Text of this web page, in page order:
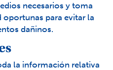
necesarios y toma
oportunas para evitar la
dañinos.
la información relativa